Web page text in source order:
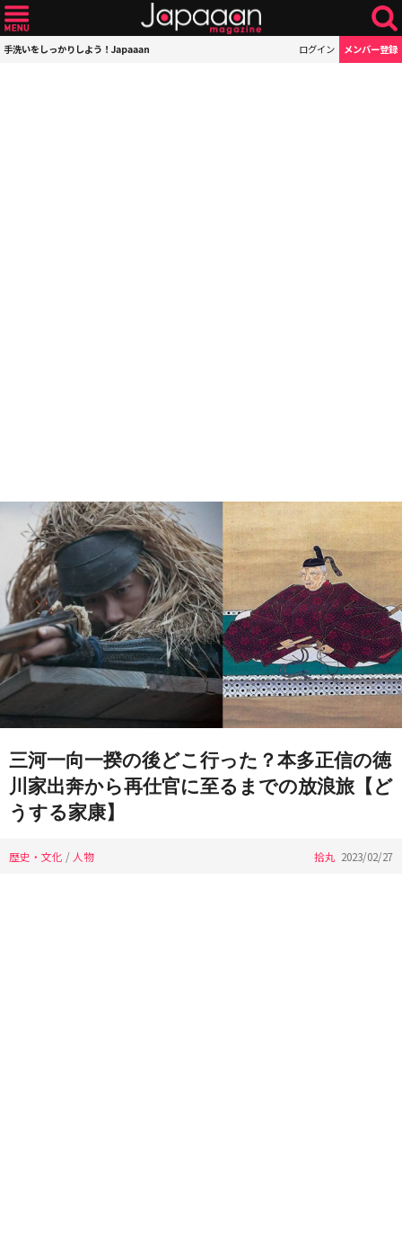
手洗いをしっかりしよう！Japaaan ログイン メンバー登録
三河一向一揆の後どこ行った？本多正信の徳
川家出奔から再仕官に至るまでの放浪旅【ど
うする家康】
歴史・文化 / 人物 拾丸 2023/02/27